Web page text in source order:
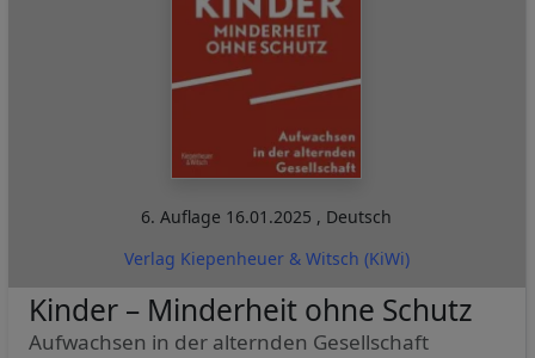
6. Auflage 16.01.2025 , Deutsch
Verlag Kiepenheuer & Witsch (KiWi)
Kinder – Minderheit ohne Schutz
Aufwachsen in der alternden Gesellschaft